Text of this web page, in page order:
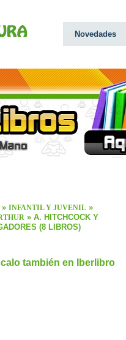
Novedades
INFANTIL Y JUVENIL»
» A. HITCHCOCK Y
(8 LIBROS)
también en Iberlibro